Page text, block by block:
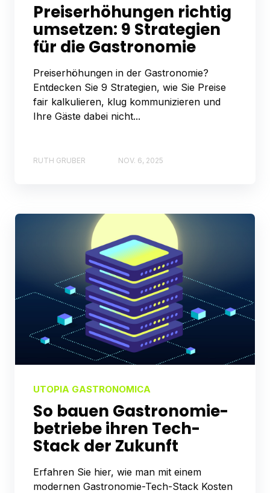
Preiserhöhungen richtig
umsetzen: 9 Strategien
für die Gastronomie
Preiserhöhungen in der Gastronomie?
Entdecken Sie 9 Strategien, wie Sie Preise
fair kalkulieren, klug kommunizieren und
Ihre Gäste dabei nicht...
RUTH GRUBER NOV. 6, 2025
UTOPIA GASTRONOMICA
So bauen Gastronomie­­
betriebe ihren Tech-
Stack der Zukunft
Erfahren Sie hier, wie man mit einem
modernen Gastronomie-Tech-Stack Kosten